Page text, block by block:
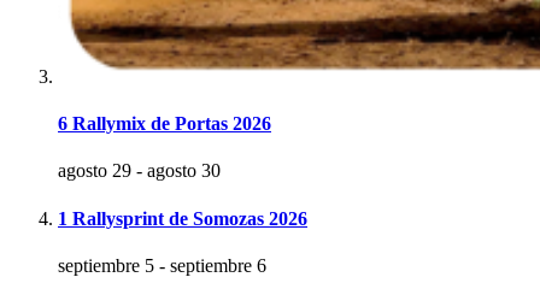
6 Rallymix de Portas 2026
agosto 29 - agosto 30
1 Rallysprint de Somozas 2026
septiembre 5 - septiembre 6